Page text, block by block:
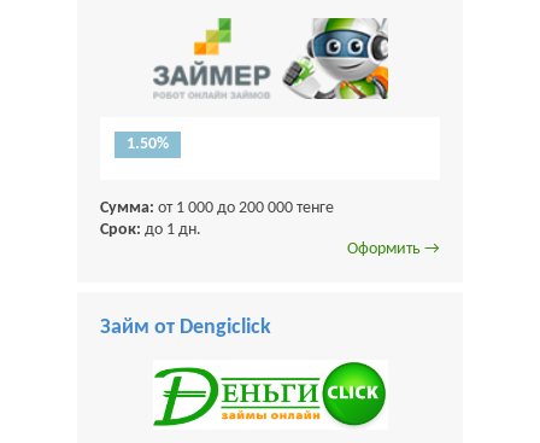
1.50%
Сумма: от 1 000 до 200 000 тенге
Срок: до 1 дн.
Оформить →
Займ от Dengiclick